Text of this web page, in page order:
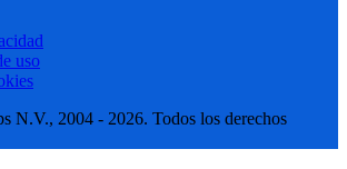
uso
N.V., 2004 - 2026. Todos los derechos